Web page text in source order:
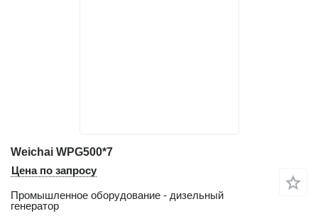
Weichai WPG500*7
Цена по запросу
Промышленное оборудование - дизельный
генератор